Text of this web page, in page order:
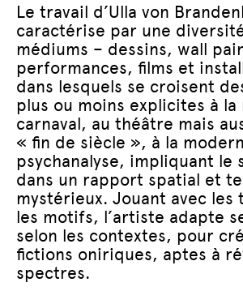
Le travail d’Ulla von
caractérise par une
médiums – dessins, wall
performances, films et
dans lesquels se croisent
plus ou moins explicites à la
carnaval, au théâtre mais
« fin de siècle », à la
psychanalyse, impliquant le
dans un rapport spatial et
mystérieux. Jouant avec les
les motifs, l’artiste adapte
selon les contextes, pour
fictions oniriques, aptes à
spectres.